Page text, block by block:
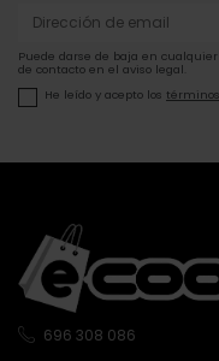
Puede darse de baja en
de contacto en el aviso legal.
He leído y acepto los
696 308 086